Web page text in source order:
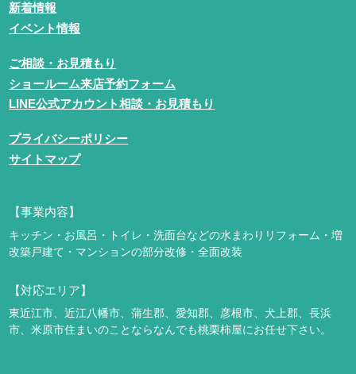
新着情報
イベント情報
ご相談・お見積もり
ショールーム来店予約フォーム
LINE公式アカウント相談・お見積もり
プライバシーポリシー
サイトマップ
【事業内容】
キッチン・お風呂・トイレ・洗面台などの水まわりリフォーム・増
改築戸建て・マンションの部分改修・全面改装
【対応エリア】
東近江市、近江八幡市、蒲生郡、愛知郡、彦根市、犬上郡、長浜
市、米原市住まいのことならなんでも桃栗柿屋にお任せ下さい。